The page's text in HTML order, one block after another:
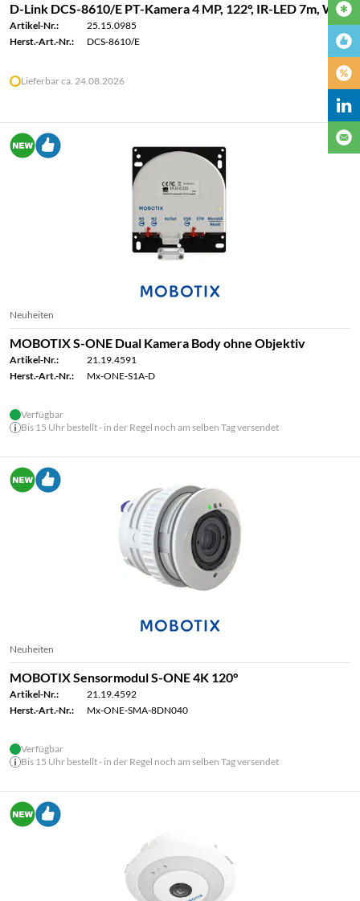
D-Link DCS-8610/E PT-Kamera 4 MP, 122°, IR-LED 7m, WiFi
Artikel-Nr.:
25.15.0985
Herst.-Art.-Nr.:
DCS-8610/E
Lieferbar ca. 24.08.2026
Neuheiten
MOBOTIX S-ONE Dual Kamera Body ohne Objektiv
Artikel-Nr.:
21.19.4591
Herst.-Art.-Nr.:
Mx-ONE-S1A-D
Verfügbar
Bis 15 Uhr bestellt - in der Regel noch am selben Tag versendet
Neuheiten
MOBOTIX Sensormodul S-ONE 4K 120°
Artikel-Nr.:
21.19.4592
Herst.-Art.-Nr.:
Mx-ONE-SMA-8DN040
Verfügbar
Bis 15 Uhr bestellt - in der Regel noch am selben Tag versendet